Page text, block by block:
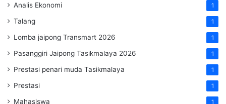
Analis Ekonomi 1
Talang 1
Lomba jaipong Transmart 2026 1
Pasanggiri Jaipong Tasikmalaya 2026 1
Prestasi penari muda Tasikmalaya 1
Prestasi 1
Mahasiswa 1